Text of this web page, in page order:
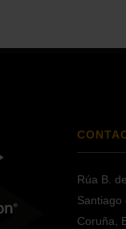
Rúa B.
Santiago
Coruña,